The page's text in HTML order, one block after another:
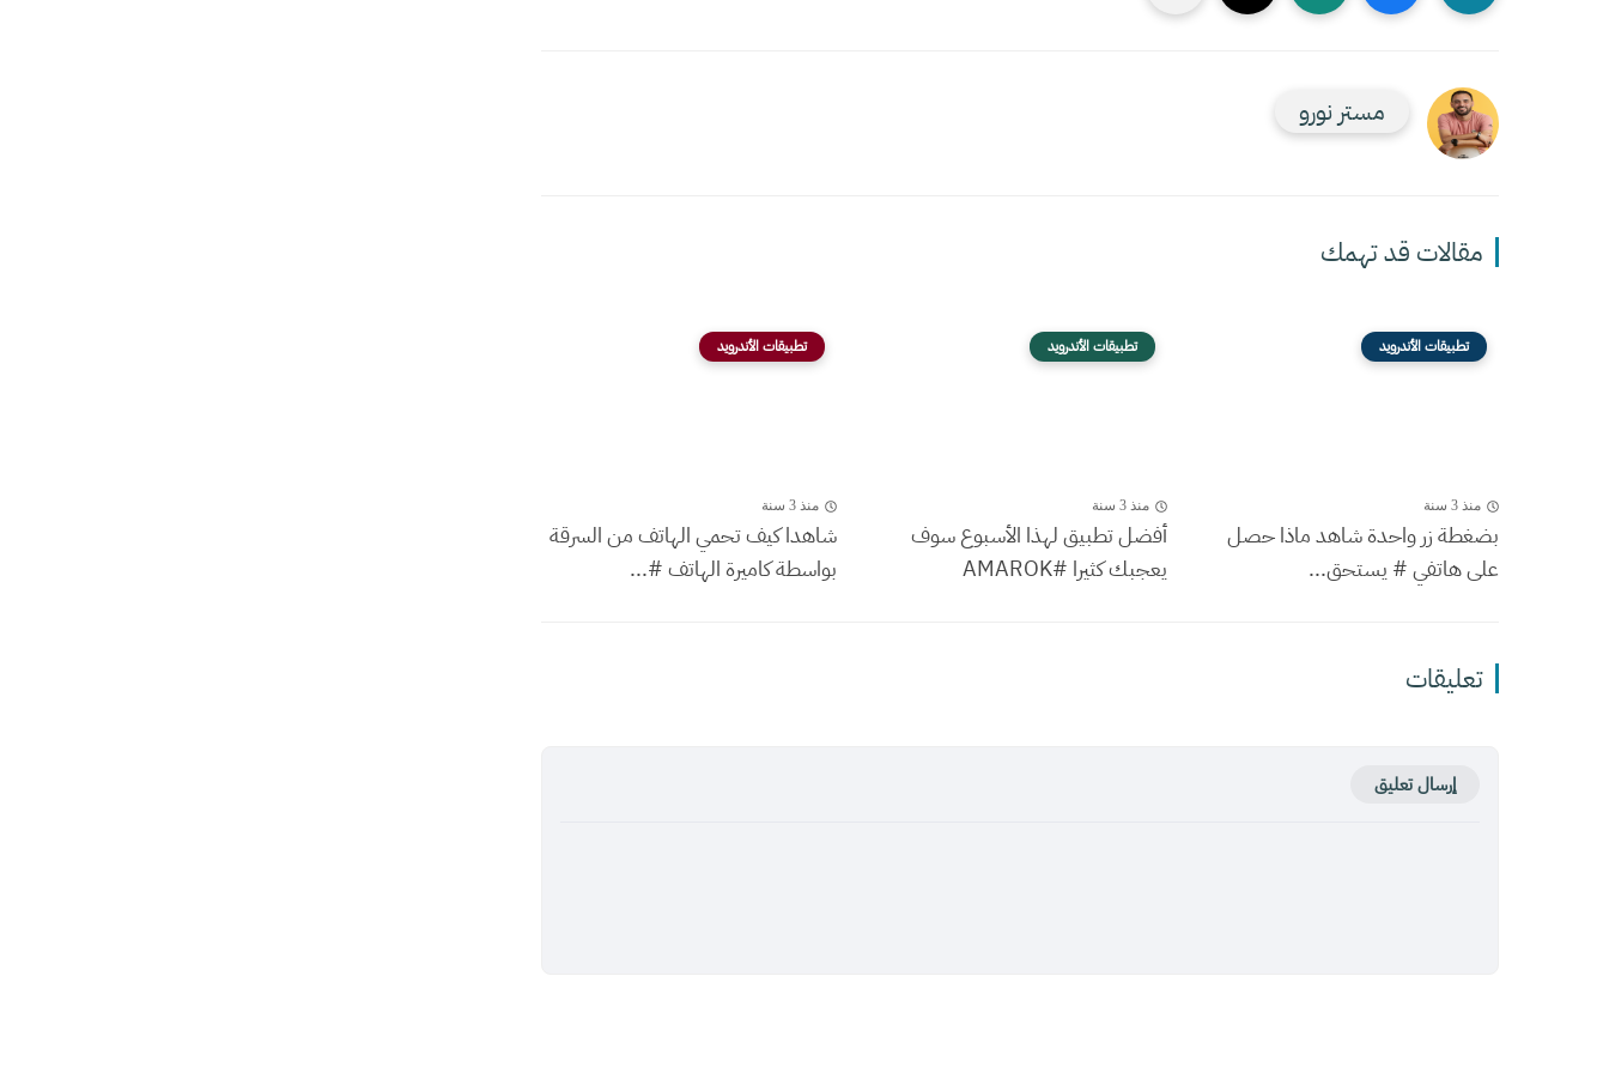
مستر نورو
مقالات قد تهمك
تطبيقات الأندرويد
منذ 3 سنة
بضغطة زر واحدة شاهد ماذا حصل
على هاتفي # يستحق...
تطبيقات الأندرويد
منذ 3 سنة
أفضل تطبيق لهذا الأسبوع سوف
يعجبك كثيرا #AMAROK
تطبيقات الأندرويد
منذ 3 سنة
شاهدا كيف تحمي الهاتف من السرقة
بواسطة كاميرة الهاتف #...
تعليقات
إرسال تعليق